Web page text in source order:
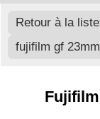
Retour à la liste
fujifilm gf